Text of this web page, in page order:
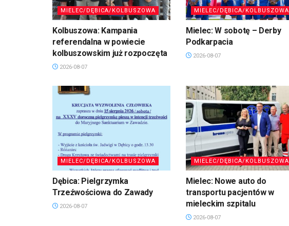
MIELEC/DĘBICA/KOLBUSZOWA
Kolbuszowa: Kampania
referendalna w powiecie
kolbuszowskim już rozpoczęta
2026-08-07
MIELEC/DĘBICA/KOLBUSZOWA
Mielec: W sobotę – Derby
Podkarpacia
2026-08-07
MIELEC/DĘBICA/KOLBUSZOWA
Dębica: Pielgrzymka
Trzeźwościowa do Zawady
2026-08-07
MIELEC/DĘBICA/KOLBUSZOWA
Mielec: Nowe auto do
transportu pacjentów w
mieleckim szpitalu
2026-08-07